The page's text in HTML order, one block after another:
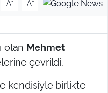
A- A+
olan Mehmet
çevrildi.
kendisiyle birlikte